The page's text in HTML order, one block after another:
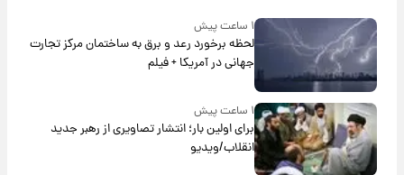
۱ ساعت پیش
لحظه برخورد رعد و برق به ساختمان مرکز تجارت
جهانی در آمریکا + فیلم
۱ ساعت پیش
برای اولین بار؛ انتشار تصاویری از رهبر جدید
انقلاب/ویدیو